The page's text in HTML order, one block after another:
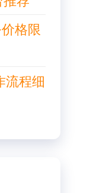
格限
流程细